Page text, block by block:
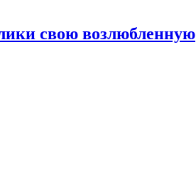
свою возлюбленную